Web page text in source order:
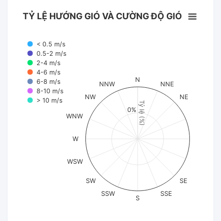
Tỷ lệ (%)
TỶ LỆ HƯỚNG GIÓ VÀ CƯỜNG ĐỘ GIÓ
< 0.5 m/s
0.5-2 m/s
2-4 m/s
4-6 m/s
6-8 m/s
8-10 m/s
> 10 m/s
N
NNE
NE
SE
SSE
S
SSW
SW
WSW
W
WNW
NW
NNW
0%